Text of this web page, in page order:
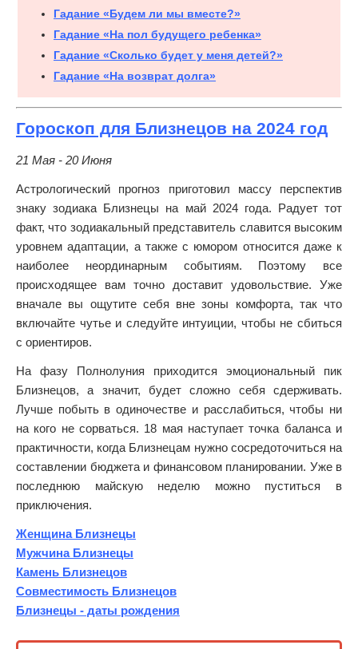
Гадание «Будем ли мы вместе?»
Гадание «На пол будущего ребенка»
Гадание «Сколько будет у меня детей?»
Гадание «На возврат долга»
Гороскоп для Близнецов на 2024 год
21 Мая - 20 Июня
Астрологический прогноз приготовил массу перспектив
знаку зодиака Близнецы на май 2024 года. Радует тот
факт, что зодиакальный представитель славится высоким
уровнем адаптации, а также с юмором относится даже к
наиболее неординарным событиям. Поэтому все
происходящее вам точно доставит удовольствие. Уже
вначале вы ощутите себя вне зоны комфорта, так что
включайте чутье и следуйте интуиции, чтобы не сбиться
с ориентиров.
На фазу Полнолуния приходится эмоциональный пик
Близнецов, а значит, будет сложно себя сдерживать.
Лучше побыть в одиночестве и расслабиться, чтобы ни
на кого не сорваться. 18 мая наступает точка баланса и
практичности, когда Близнецам нужно сосредоточиться на
составлении бюджета и финансовом планировании. Уже в
последнюю майскую неделю можно пуститься в
приключения.
Женщина Близнецы
Мужчина Близнецы
Камень Близнецов
Совместимость Близнецов
Близнецы - даты рождения